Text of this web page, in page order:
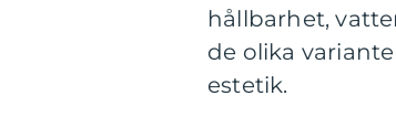
hållbarhet,
de olika
estetik.